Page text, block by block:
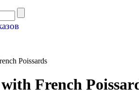
Poissards
French